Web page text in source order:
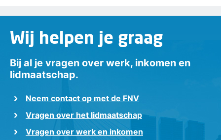
Wij helpen je graag
Bij al je vragen over werk, inkomen en
lidmaatschap.
Neem contact op met de FNV
Vragen over het lidmaatschap
Vragen over werk en inkomen